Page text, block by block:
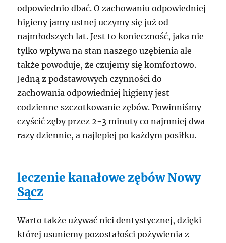
odpowiednio dbać. O zachowaniu odpowiedniej
higieny jamy ustnej uczymy się już od
najmłodszych lat. Jest to konieczność, jaka nie
tylko wpływa na stan naszego uzębienia ale
także powoduje, że czujemy się komfortowo.
Jedną z podstawowych czynności do
zachowania odpowiedniej higieny jest
codzienne szczotkowanie zębów. Powinniśmy
czyścić zęby przez 2-3 minuty co najmniej dwa
razy dziennie, a najlepiej po każdym posiłku.
leczenie kanałowe zębów Nowy
Sącz
Warto także używać nici dentystycznej, dzięki
której usuniemy pozostałości pożywienia z